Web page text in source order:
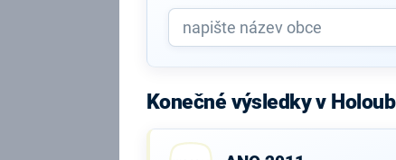
Konečné výsledky v